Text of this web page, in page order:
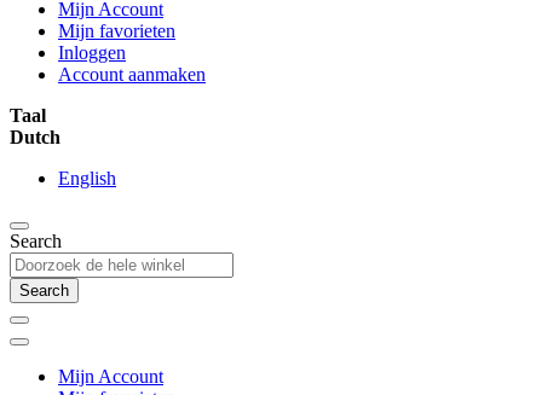
Mijn Account
Mijn favorieten
Inloggen
Account aanmaken
Taal
Dutch
English
Search
Search
Mijn Account